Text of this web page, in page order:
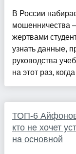
В России
мошенничества
жертвами
узнать данные,
руководства
на этот раз,
ТОП-6 Айфонов
кто не хочет
на основной